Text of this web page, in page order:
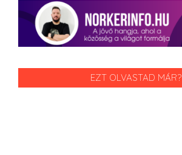
EZT OLVASTAD MÁR?